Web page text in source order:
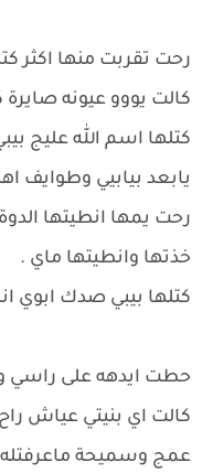
رحت تقربت منها اكثر
كالت يووو عيونه
كتلها اسم الله عليج
يابعد بيابيي وطوايف
رحت يمها انطيتها
خذتها وانطيتها ماي .
كتلها بيبي صدك ابوي
حطت ايدهه على راسي
كالت اي بنيتي عياش
عمج وسميحة ماعرفتله